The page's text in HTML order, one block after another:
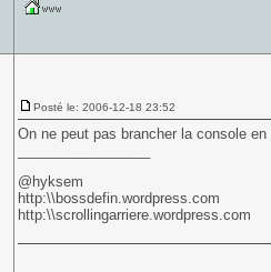
Posté le: 2006-12-18 23:52
On ne peut pas brancher la console en
@hyksem
http:\\bossdefin.wordpress.com
http:\\scrollingarriere.wordpress.com